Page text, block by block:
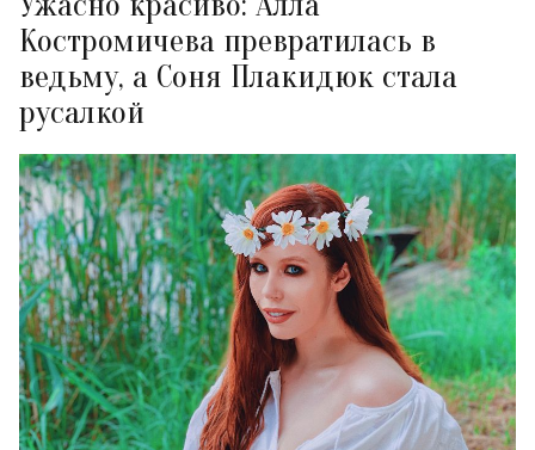
Костромичева превратилась в
ведьму, а Соня Плакидюк стала
русалкой